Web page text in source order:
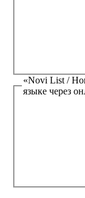
«Novi List /
языке через